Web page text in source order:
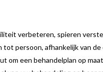
verbeteren, spieren
persoon, afhankelijk van de
om een behandelplan op